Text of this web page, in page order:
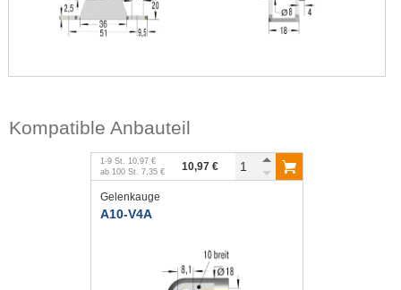
Kompatible Anbauteil
1-9 St. 10,97 €
ab 100 St. 7,35 € 10,97 €
Gelenkauge
A10-V4A